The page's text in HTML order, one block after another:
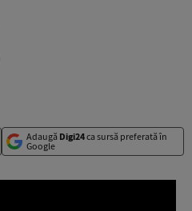
Adaugă Digi24ca sursă preferată în
Google